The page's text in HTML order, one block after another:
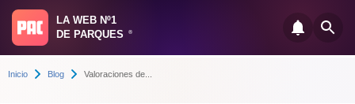
LA WEB Nº1
DE PARQUES
®
Inicio Blog Valoraciones de...